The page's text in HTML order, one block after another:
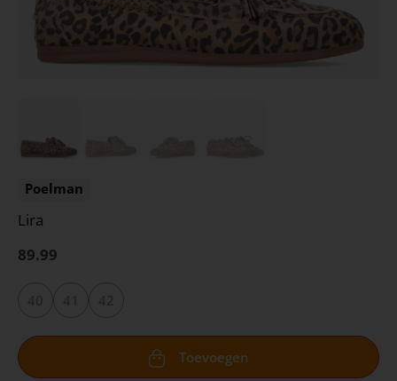
Poelman
Lira
89.99
Toevoegen